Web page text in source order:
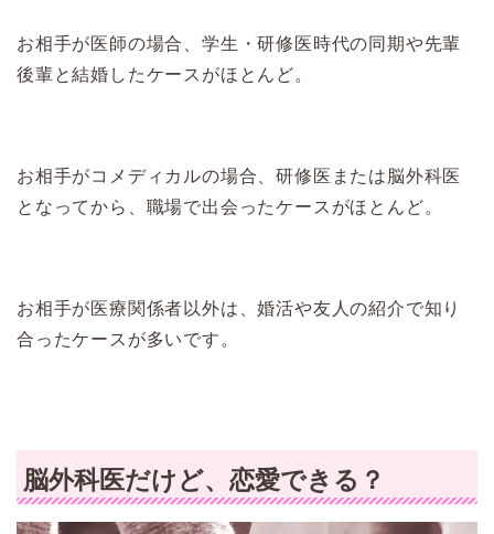
お相手が医師の場合、学生・研修医時代の同期や先輩
後輩と結婚したケースがほとんど。
お相手がコメディカルの場合、研修医または脳外科医
となってから、職場で出会ったケースがほとんど。
お相手が医療関係者以外は、婚活や友人の紹介で知り
合ったケースが多いです。
脳外科医だけど、恋愛できる？